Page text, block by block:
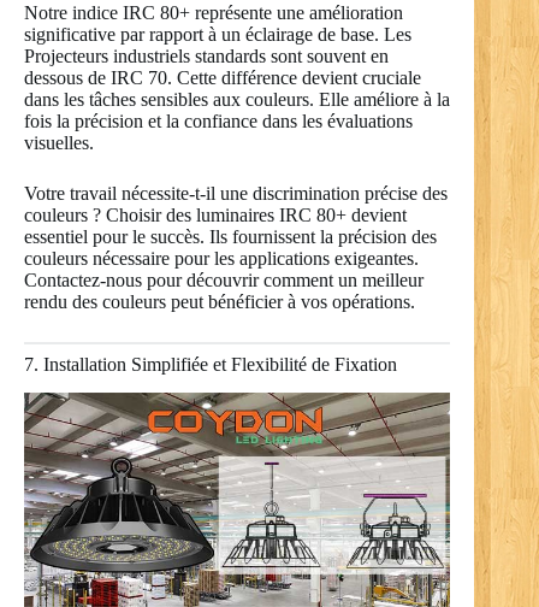
Notre indice IRC 80+ représente une amélioration
significative par rapport à un éclairage de base. Les
Projecteurs industriels standards sont souvent en
dessous de IRC 70. Cette différence devient cruciale
dans les tâches sensibles aux couleurs. Elle améliore à la
fois la précision et la confiance dans les évaluations
visuelles.
Votre travail nécessite-t-il une discrimination précise des
couleurs ? Choisir des luminaires IRC 80+ devient
essentiel pour le succès. Ils fournissent la précision des
couleurs nécessaire pour les applications exigeantes.
Contactez-nous pour découvrir comment un meilleur
rendu des couleurs peut bénéficier à vos opérations.
7. Installation Simplifiée et Flexibilité de Fixation